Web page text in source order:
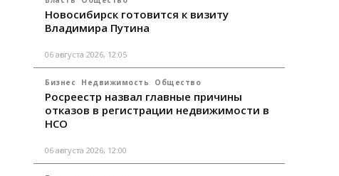
Новосибирск готовится к визиту
Владимира Путина
06 августа 2026, 12:05
Бизнес Недвижимость Общество
Росреестр назвал главные причины
отказов в регистрации недвижимости в
НСО
06 августа 2026, 12:00